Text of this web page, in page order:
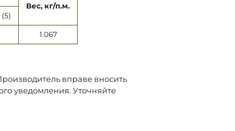
Вес, кг/п.м.
1.067
вправе вносить
уведомления. Уточняйте